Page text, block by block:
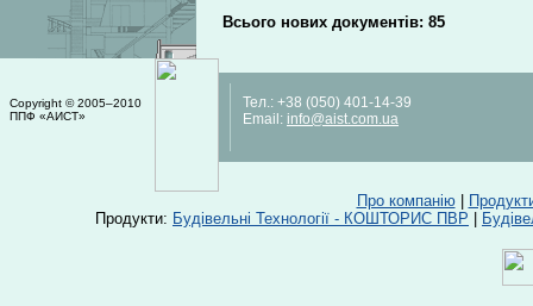
Всього нових документів: 85
Copyright © 2005–2010
ППФ «АИСТ»
Тел.: +38 (050) 401-14-39
Email: info@aist.com.ua
Про компанію|
Продукти: Будівельні Технології - КОШТОРИС ПВР